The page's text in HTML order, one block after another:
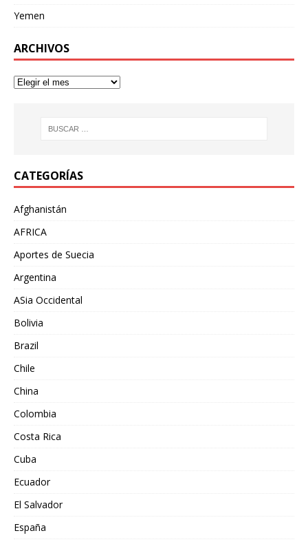
Yemen
ARCHIVOS
CATEGORÍAS
Afghanistán
AFRICA
Aportes de Suecia
Argentina
ASia Occidental
Bolivia
Brazil
Chile
China
Colombia
Costa Rica
Cuba
Ecuador
El Salvador
España